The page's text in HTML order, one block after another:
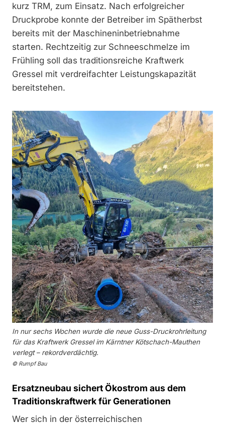
kurz TRM, zum Einsatz. Nach erfolgreicher
Druckprobe konnte der Betreiber im Spätherbst
bereits mit der Maschineninbetriebnahme
starten. Rechtzeitig zur Schneeschmelze im
Frühling soll das traditionsreiche Kraftwerk
Gressel mit verdreifachter Leistungskapazität
bereitstehen.
In nur sechs Wochen wurde die neue Guss-Druckrohrleitung
für das Kraftwerk Gressel im Kärntner Kötschach-Mauthen
verlegt – rekordverdächtig.
© Rumpf Bau
Ersatzneubau sichert Ökostrom aus dem
Traditionskraftwerk für Generationen
Wer sich in der österreichischen